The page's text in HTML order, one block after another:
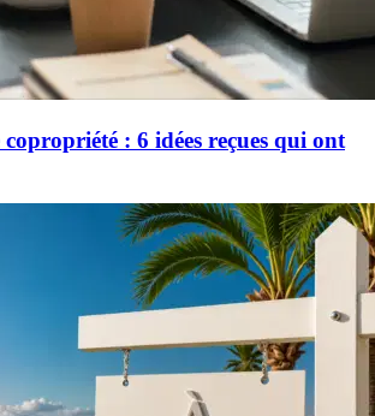
: 6 idées reçues qui ont